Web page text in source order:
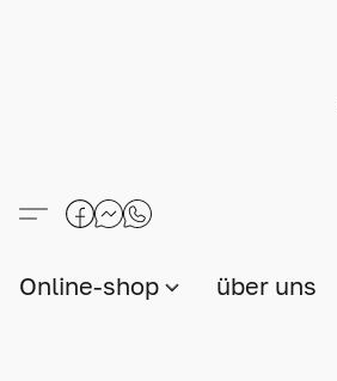
Online-shop über uns